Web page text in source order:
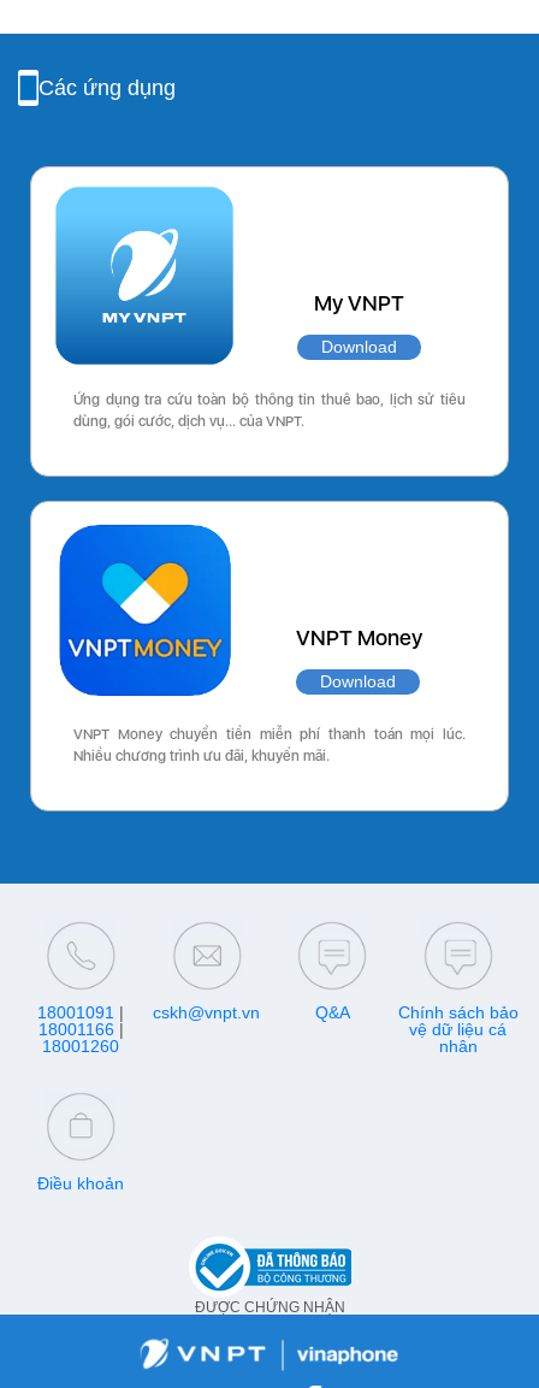
Các ứng dụng
My VNPT
Download
Ứng dụng tra cứu toàn bộ thông tin thuê bao, lịch sử tiêu
dùng, gói cước, dịch vụ… của VNPT.
VNPT Money
Download
VNPT Money chuyển tiền miễn phí thanh toán mọi lúc.
Nhiều chương trình ưu đãi, khuyến mãi.
18001091 |
18001166|
18001260
cskh@vnpt.vn Q&A
Chính sách bảo
vệ dữ liệu cá
nhân
Điều khoản
ĐƯỢC CHỨNG NHẬN